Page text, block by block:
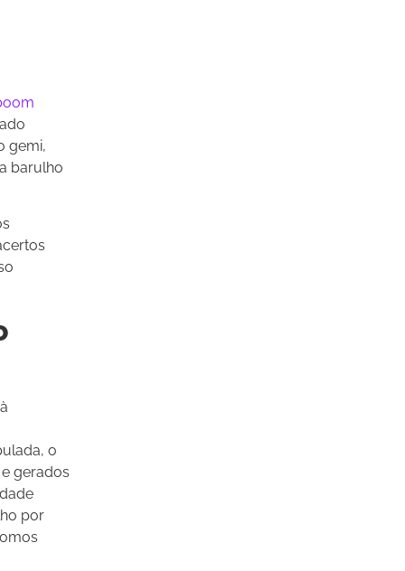
gemi,
barulho
o
gerados
por